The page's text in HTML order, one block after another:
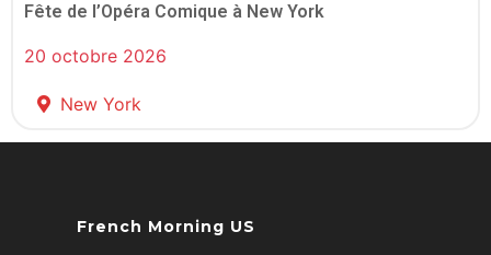
Fête de l’Opéra Comique à New York
20 octobre 2026
New York
French Morning US